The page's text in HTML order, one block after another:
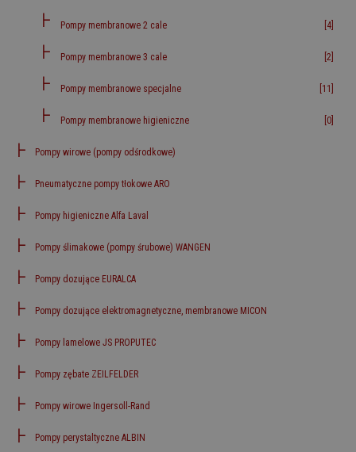
Pompy membranowe 2 cale [4]
Pompy membranowe 3 cale [2]
Pompy membranowe specjalne [11]
Pompy membranowe higieniczne [0]
Pompy wirowe (pompy odśrodkowe)
Pneumatyczne pompy tłokowe ARO
Pompy higieniczne Alfa Laval
Pompy ślimakowe (pompy śrubowe) WANGEN
Pompy dozujące EURALCA
Pompy dozujące elektromagnetyczne, membranowe MICON
Pompy lamelowe JS PROPUTEC
Pompy zębate ZEILFELDER
Pompy wirowe Ingersoll-Rand
Pompy perystaltyczne ALBIN